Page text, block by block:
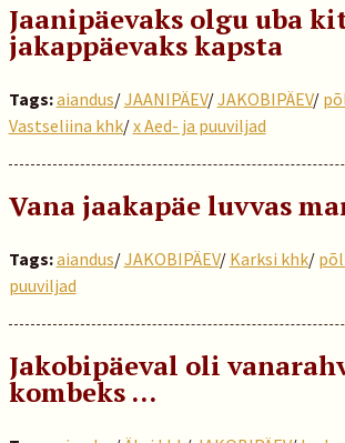
Jaanipäevaks olgu uba
jakappäevaks kapsta
Tags:aiandus/JAANIPÄEV/JAKOBIPÄEV/
Vastseliina khk/x Aed- ja puuviljad
Vana jaakapäe luvvas
Tags:aiandus/JAKOBIPÄEV/ Karksi khk/
puuviljad
Jakobipäeval oli
kombeks …